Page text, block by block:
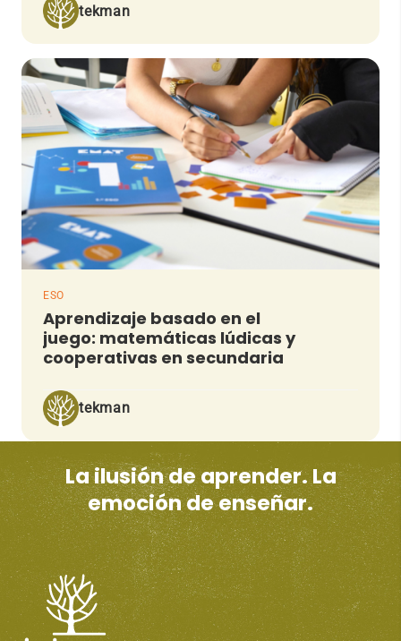
tekman
ESO
Aprendizaje basado en el
juego: matemáticas lúdicas y
cooperativas en secundaria
tekman
La ilusión de aprender. La
emoción de enseñar.